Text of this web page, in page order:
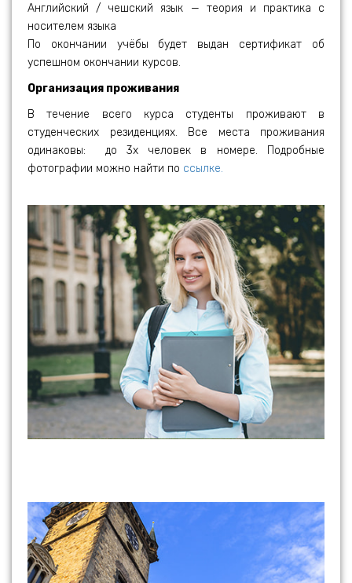
Английский / чешский язык — теория и практика с
носителем языка
По окончании учёбы будет выдан сертификат об
успешном окончании курсов.
Организация проживания
В течение всего курса студенты проживают в
студенческих резиденциях. Все места проживания
одинаковы: до 3х человек в номере. Подробные
фотографии можно найти по ссылке.